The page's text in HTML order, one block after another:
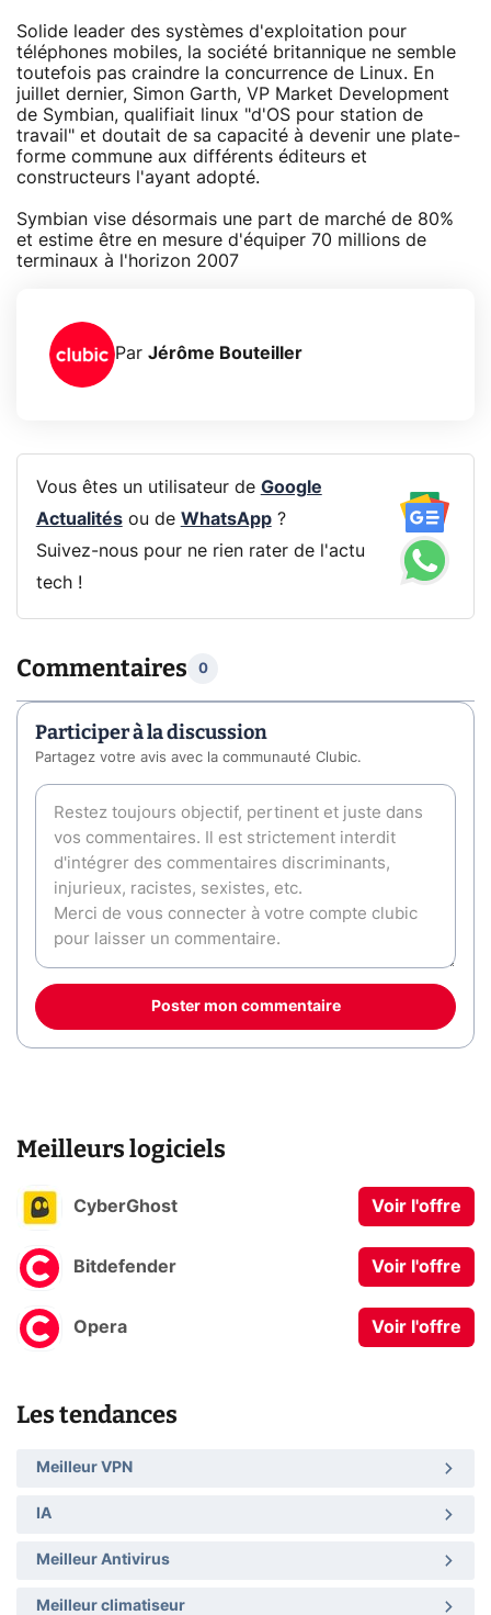
Solide leader des systèmes d'exploitation pour
téléphones mobiles, la société britannique ne semble
toutefois pas craindre la concurrence de Linux. En
juillet dernier, Simon Garth, VP Market Development
de Symbian, qualifiait linux "d'OS pour station de
travail" et doutait de sa capacité à devenir une plate-
forme commune aux différents éditeurs et
constructeurs l'ayant adopté.
Symbian vise désormais une part de marché de 80%
et estime être en mesure d'équiper 70 millions de
terminaux à l'horizon 2007
Par Jérôme Bouteiller
Vous êtes un utilisateur de Google
Actualitésou de WhatsApp?
Suivez-nous pour ne rien rater de l'actu
tech !
Commentaires 0
Participer à la discussion
Partagez votre avis avec la communauté Clubic.
Poster mon commentaire
Meilleurs logiciels
CyberGhost Voir l'offre
Bitdefender Voir l'offre
Opera Voir l'offre
Les tendances
Meilleur VPN
IA
Meilleur Antivirus
Meilleur climatiseur